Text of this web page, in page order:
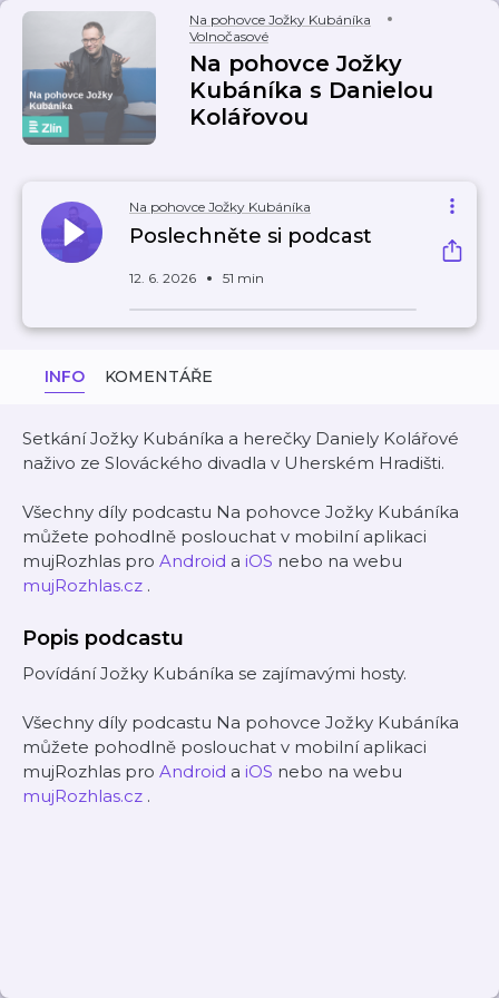
Na pohovce Jožky Kubáníka
Volnočasové
Na pohovce Jožky
Kubáníka s Danielou
Kolářovou
Na pohovce Jožky Kubáníka
Poslechněte si podcast
12. 6. 2026 51 min
INFO KOMENTÁŘE
Setkání Jožky Kubáníka a herečky Daniely Kolářové
naživo ze Slováckého divadla v Uherském Hradišti.
Všechny díly podcastu Na pohovce Jožky Kubáníka
můžete pohodlně poslouchat v mobilní aplikaci
mujRozhlas pro Android a iOS nebo na webu
mujRozhlas.cz .
Popis podcastu
Povídání Jožky Kubáníka se zajímavými hosty.
Všechny díly podcastu Na pohovce Jožky Kubáníka
můžete pohodlně poslouchat v mobilní aplikaci
mujRozhlas pro Android a iOS nebo na webu
mujRozhlas.cz .